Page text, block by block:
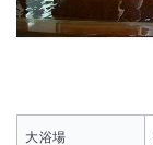
大浴場